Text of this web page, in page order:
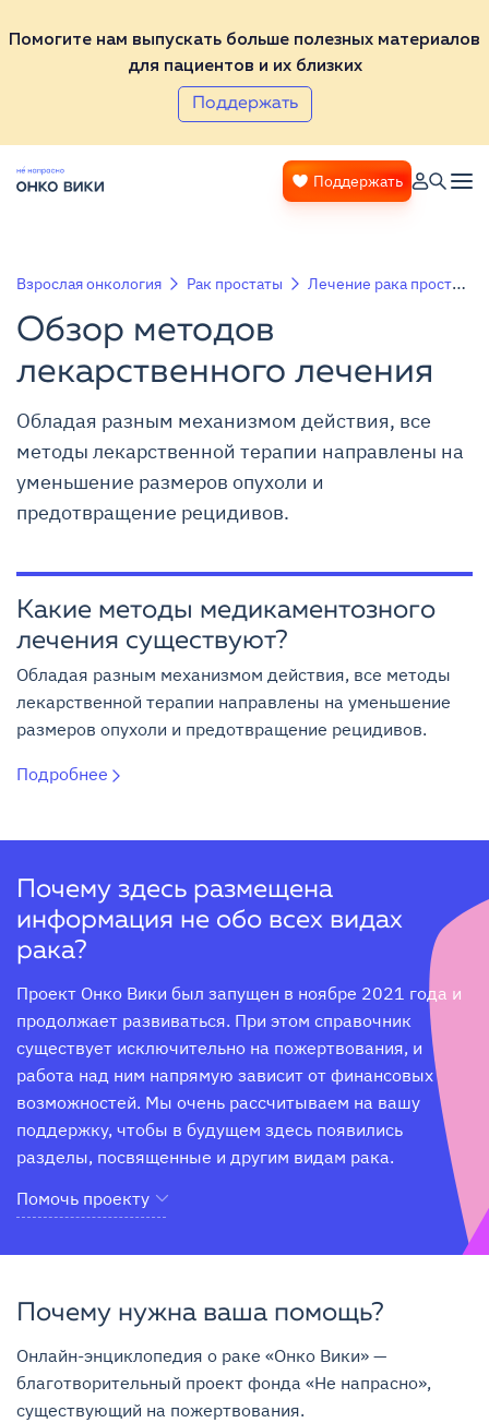
Помогите нам выпускать больше полезных материалов
для пациентов и их близких
Поддержать
Поддержать
Взрослая онкология Рак простаты Лечение рака простаты
Обзор методов
лекарственного лечения
Обладая разным механизмом действия, все
методы лекарственной терапии направлены на
уменьшение размеров опухоли и
предотвращение рецидивов.
Какие методы медикаментозного
лечения существуют?
Обладая разным механизмом действия, все методы
лекарственной терапии направлены на уменьшение
размеров опухоли и предотвращение рецидивов.
Подробнее
Почему здесь размещена
информация не обо всех видах
рака?
Проект Онко Вики был запущен в ноябре 2021 года и
продолжает развиваться. При этом справочник
существует исключительно на пожертвования, и
работа над ним напрямую зависит от финансовых
возможностей. Мы очень рассчитываем на вашу
поддержку, чтобы в будущем здесь появились
разделы, посвященные и другим видам рака.
Помочь проекту
Почему нужна ваша помощь?
Онлайн-энциклопедия о раке «Онко Вики» —
благотворительный проект фонда «Не напрасно»,
существующий на пожертвования.